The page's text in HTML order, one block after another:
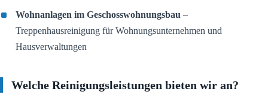
Wohnanlagen im Geschosswohnungsbau –
Treppenhausreinigung für Wohnungsunternehmen und
Hausverwaltungen
Welche Reinigungsleistungen bieten wir an?